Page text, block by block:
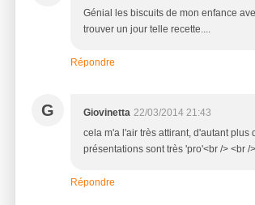
Génial les biscuits de mon enfance
trouver un jour telle recette....
Répondre
G Giovinetta 22/03/2014 21:43
cela m'a l'air très attirant, d'autant
présentations sont très 'pro'<br /> <br
Répondre